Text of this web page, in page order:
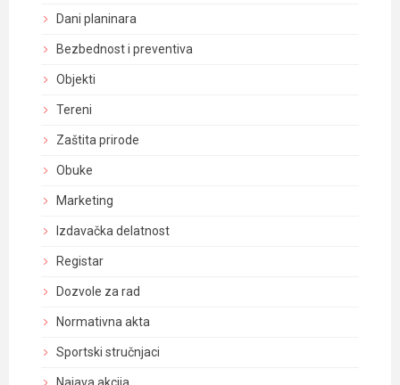
Dani planinara
Bezbednost i preventiva
Objekti
Tereni
Zaštita prirode
Obuke
Marketing
Izdavačka delatnost
Registar
Dozvole za rad
Normativna akta
Sportski stručnjaci